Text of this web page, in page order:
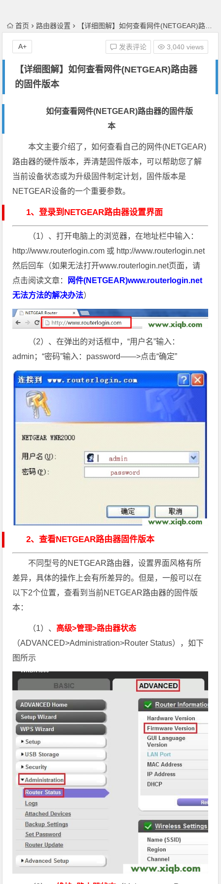
首页 路由器设置 【详细图解】如何查看网件(NETGEAR)路由器的固件版本
【详细图解】如何查看网件(NETGEAR)路由器
的固件版本
发表评论 3,040 views
A+
如何查看网件(NETGEAR)路由器的固件版
本
本文主要介绍了，如何查看自己的网件(NETGEAR)
路由器的硬件版本，弄清楚固件版本，可以帮助您了解
当前设备状态或为升级固件制定计划，固件版本是
NETGEAR设备的一个重要参数。
1、登录到NETGEAR路由器设置界面
（1）、打开电脑上的浏览器，在地址栏中输入：
http://www.routerlogin.com 或 http://www.routerlogin.net
然后回车（如果无法打开www.routerlogin.net页面，请
点击阅读文章：
网件(NETGEAR)www.routerlogin.net
无法方法的解决办法）
（2）、在弹出的对话框中，“用户名”输入：
admin；“密码”输入：password——>点击“确定”
2、查看NETGEAR路由器固件版本
不同型号的NETGEAR路由器，设置界面风格有所
差异，具体的操作上会有所差异的。但是，一般可以在
以下2个位置，查看到当前NETGEAR路由器的固件版
本：
（1）、 高级>管理>路由器状态
（ADVANCED>Administration>Router Status），如下
图所示